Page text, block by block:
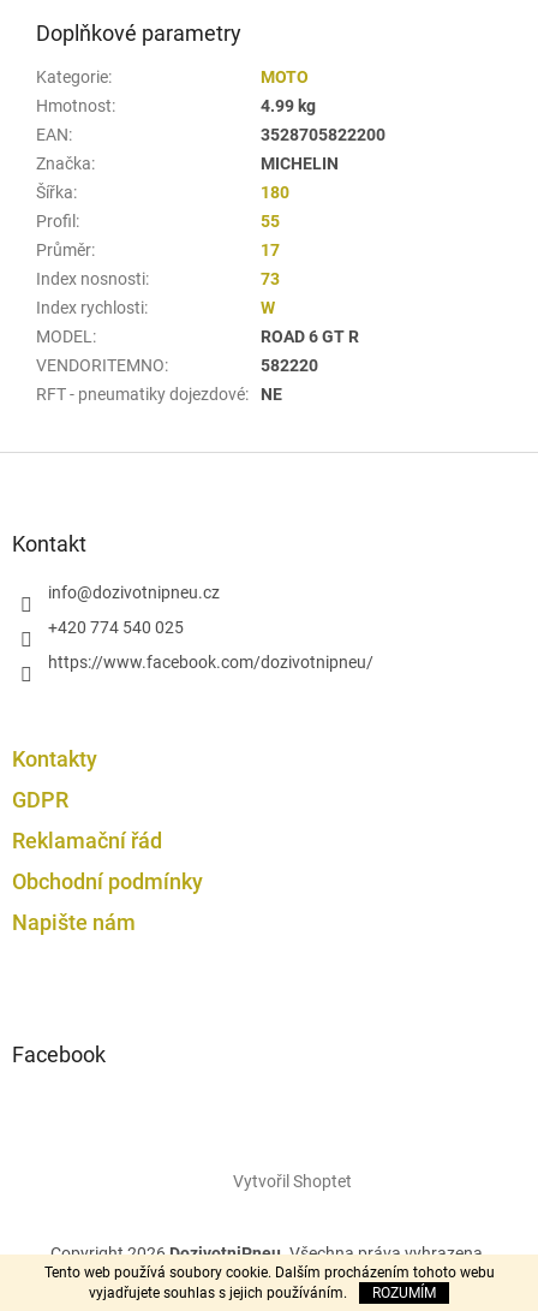
Tento web používá soubory cookie. Dalším procházením tohoto webu
vyjadřujete souhlas s jejich používáním.
ROZUMÍM
Doplňkové parametry
Kategorie:
MOTO
Hmotnost:
4.99 kg
EAN:
3528705822200
Značka:
MICHELIN
Šířka:
180
Profil :
55
Průměr:
17
Index nosnosti:
73
Index rychlosti:
W
MODEL :
ROAD 6 GT R
VENDORITEMNO:
582220
RFT - pneumatiky dojezdové: NE
Kontakt
info@dozivotnipneu.cz
+420 774 540 025
https://www.facebook.com/dozivotnipneu/
Kontakty
GDPR
Reklamační řád
Obchodní podmínky
Napište nám
Facebook
Vytvořil Shoptet
Copyright 2026DozivotniPneu. Všechna práva vyhrazena.